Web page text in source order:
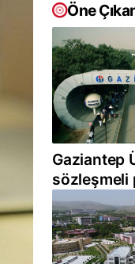
Öne
Gaziantep
sözleşmeli